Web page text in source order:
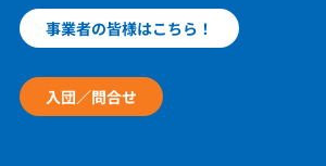
事業者の皆様はこちら！
入団／問合せ